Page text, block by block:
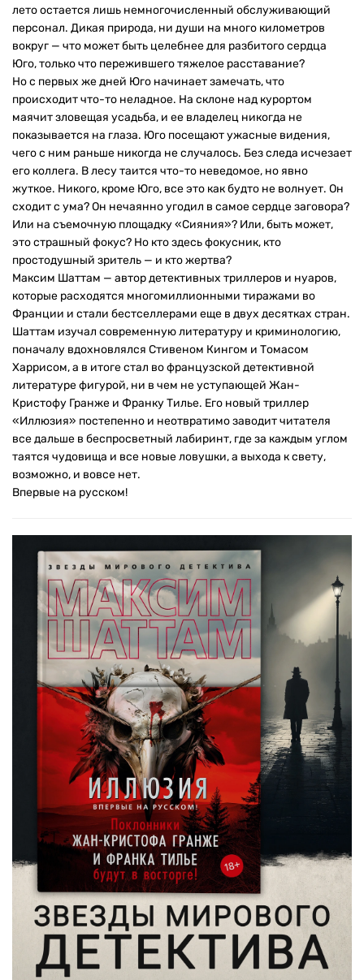
лето остается лишь немногочисленный обслуживающий
персонал. Дикая природа, ни души на много километров
вокруг — что может быть целебнее для разбитого сердца
Юго, только что пережившего тяжелое расставание?
Но с первых же дней Юго начинает замечать, что
происходит что-то неладное. На склоне над курортом
маячит зловещая усадьба, и ее владелец никогда не
показывается на глаза. Юго посещают ужасные видения,
чего с ним раньше никогда не случалось. Без следа исчезает
его коллега. В лесу таится что-то неведомое, но явно
жуткое. Никого, кроме Юго, все это как будто не волнует. Он
сходит с ума? Он нечаянно угодил в самое сердце заговора?
Или на съемочную площадку «Сияния»? Или, быть может,
это страшный фокус? Но кто здесь фокусник, кто
простодушный зритель — и кто жертва?
Максим Шаттам — автор детективных триллеров и нуаров,
которые расходятся многомиллионными тиражами во
Франции и стали бестселлерами еще в двух десятках стран.
Шаттам изучал современную литературу и криминологию,
поначалу вдохновлялся Стивеном Кингом и Томасом
Харрисом, а в итоге стал во французской детективной
литературе фигурой, ни в чем не уступающей Жан-
Кристофу Гранже и Франку Тилье. Его новый триллер
«Иллюзия» постепенно и неотвратимо заводит читателя
все дальше в беспросветный лабиринт, где за каждым углом
таятся чудовища и все новые ловушки, а выхода к свету,
возможно, и вовсе нет.
Впервые на русском!